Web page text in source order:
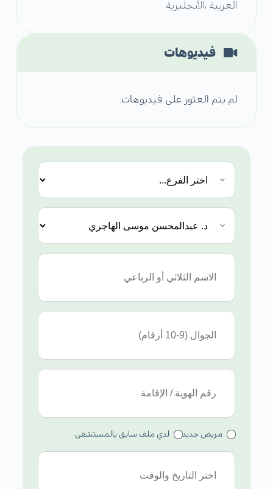
العربية ،الأنجليزية
فيديوهات
لم يتم العثور على فيديوهات.
مريض جديد لدي ملف سابق بالمستشفى